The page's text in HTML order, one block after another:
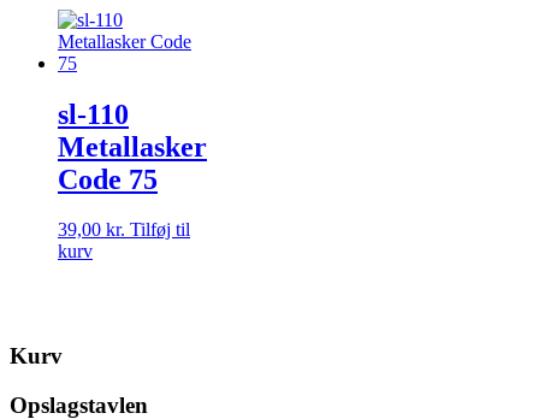
sl-110
Metallasker
Code 75
39,00 kr. Tilføj til
kurv
Kurv
Opslagstavlen